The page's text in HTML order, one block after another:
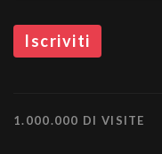
1.000.000 DI VISITE